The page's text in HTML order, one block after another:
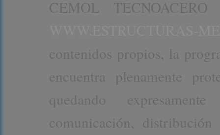
CEMOL
contenidos propios, la
encuentra plenamente
quedando
comunicación,